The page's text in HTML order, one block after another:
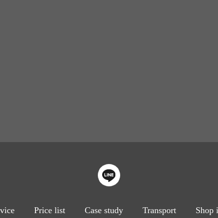
Price list Case study Transport Shop